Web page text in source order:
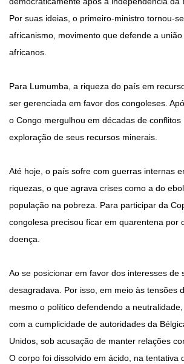
Por suas ideias, o primeiro-ministro tornou-
africanismo, movimento que defende a
africanos.
Para Lumumba, a riqueza do país em
ser gerenciada em favor dos congoleses.
o Congo mergulhou em décadas de conflitos
exploração de seus recursos minerais.
Até hoje, o país sofre com guerras internas
riquezas, o que agrava crises como a do
população na pobreza. Para participar da
congolesa precisou ficar em quarentena por
doença.
Ao se posicionar em favor dos interesses de
desagradava. Por isso, em meio às tensões
mesmo o político defendendo a
com a cumplicidade de autoridades da
Unidos, sob acusação de manter relações
O corpo foi dissolvido em ácido, na tentativa